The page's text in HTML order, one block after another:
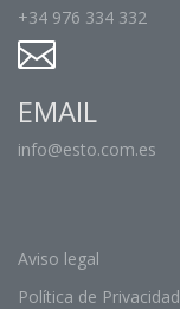
+34 976 334 332
EMAIL
info@esto.com.es
Aviso legal
Política de Privacidad